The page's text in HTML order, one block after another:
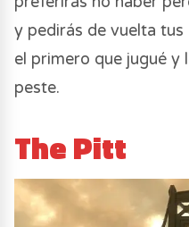
y pedirás de vuelta
el primero que jugué y
peste.
The Pitt